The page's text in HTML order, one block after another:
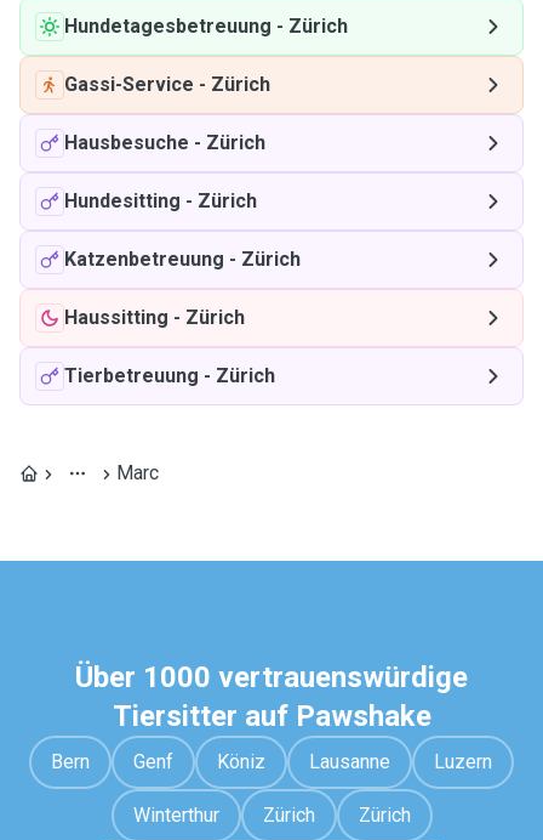
Hundetagesbetreuung - Zürich
Gassi-Service - Zürich
Hausbesuche - Zürich
Hundesitting - Zürich
Katzenbetreuung - Zürich
Haussitting - Zürich
Tierbetreuung - Zürich
Marc
Über 1000 vertrauenswürdige
Tiersitter auf Pawshake
Bern Genf Köniz Lausanne Luzern
Winterthur Zürich Zürich